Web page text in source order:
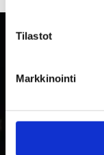
Tilastot
Markkinointi